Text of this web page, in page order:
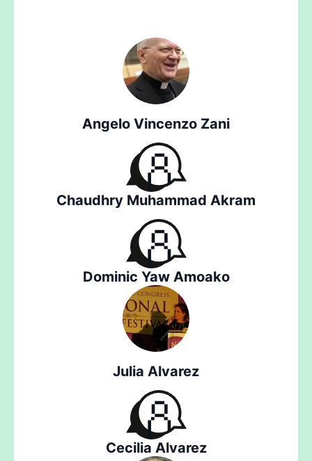
Angelo Vincenzo Zani
Chaudhry Muhammad Akram
Dominic Yaw Amoako
Julia Alvarez
Cecilia Alvarez